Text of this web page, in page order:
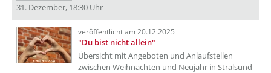
31. Dezember, 18:30 Uhr
veröffentlicht am 20.12.2025
"Du bist nicht allein"
Übersicht mit Angeboten und Anlaufstellen
zwischen Weihnachten und Neujahr in Stralsund